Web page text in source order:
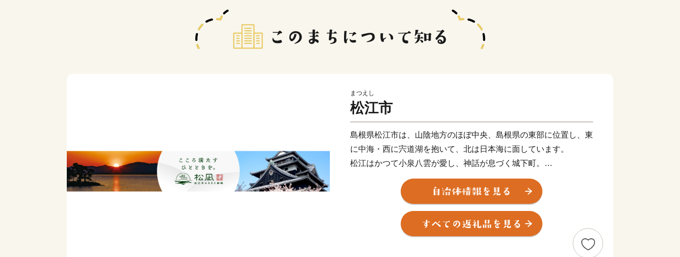
まつえし
松江市
島根県松江市は、山陰地方のほぼ中央、島根県の東部に位置し、東
に中海・西に宍道湖を抱いて、北は日本海に面しています。
松江はかつて小泉八雲が愛し、神話が息づく城下町。
茶人としても知られる松平不昧公の時代から、人々はお茶に親し
み、文化、スポーツも盛んです。